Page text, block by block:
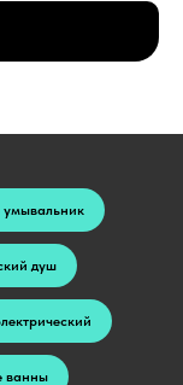
умывальник
душ
ванны